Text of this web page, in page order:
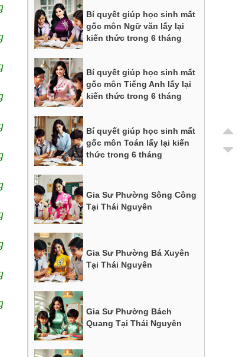
Bí quyết giúp học sinh mất
gốc môn Ngữ văn lấy lại
kiến thức trong 6 tháng
Bí quyết giúp học sinh mất
gốc môn Tiếng Anh lấy lại
kiến thức trong 6 tháng
Bí quyết giúp học sinh mất
gốc môn Toán lấy lại kiến
thức trong 6 tháng
Gia Sư Phường Sông Công
Tại Thái Nguyên
Gia Sư Phường Bá Xuyên
Tại Thái Nguyên
Gia Sư Phường Bách
Quang Tại Thái Nguyên